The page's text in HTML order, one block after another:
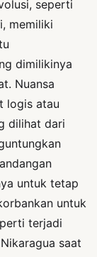
seperti
memiliki
dimilikinya
Nuansa
logis atau
dilihat dari
untuk tetap
untuk
terjadi
saat